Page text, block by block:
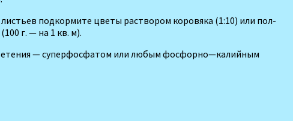
подкормите цветы раство­ром коровяка (1:10) или пол­
г. — на 1 кв. м).
—суперфосфатом или любым фосфорно—калийным